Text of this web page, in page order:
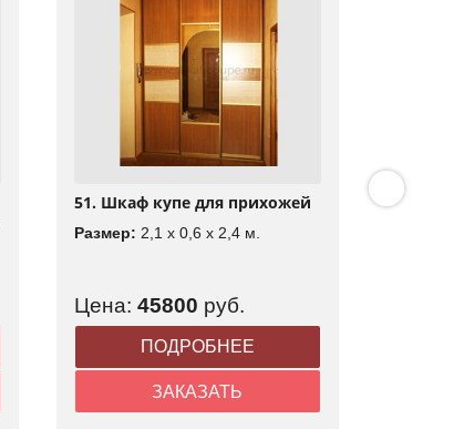
51. Шкаф купе для прихожей
Размер: 2,1 x 0,6 x 2,4 м.
Цена:45800 руб.
ПОДРОБНЕЕ
ЗАКАЗАТЬ
50.